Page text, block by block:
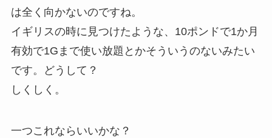
は全く向かないのですね。
イギリスの時に見つけたような、10ポンドで1か月
有効で1Gまで使い放題とかそういうのないみたい
です。どうして？
しくしく。
一つこれならいいかな？